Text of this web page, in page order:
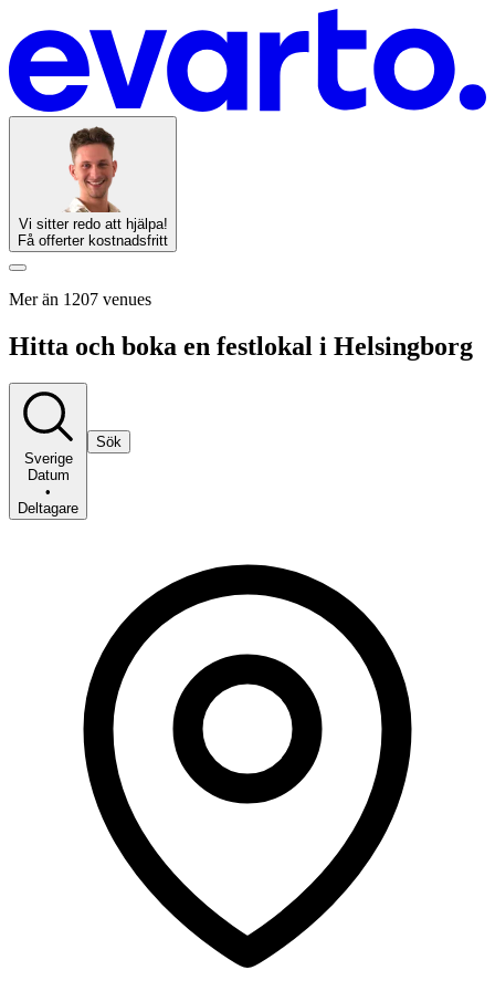
Vi sitter redo att hjälpa!
Få offerter kostnadsfritt
Mer än 1207 venues
Hitta och boka en festlokal i Helsingborg
Sverige
Datum
•
Deltagare
Sök